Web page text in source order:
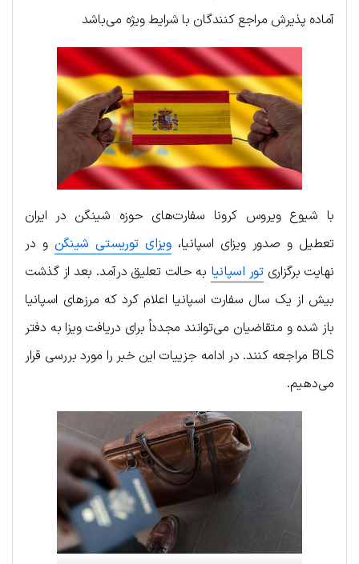
آماده پذیرش مراجع کنندگان با شرایط ویژه می‌باشد
با شیوع ویروس کرونا سفارت‌های حوزه شینگن در ایران
تعطیل و صدور ویزای اسپانیا،ویزای توریستی شینگن و در
نهایت برگزاریتور اسپانیا به حالت تعلیق درآمد. بعد از گذشت
بیش از یک سال سفارت اسپانیا اعلام کرد که مرزهای اسپانیا
باز شده و متقاضیان می‌توانند مجدداً برای دریافت ویزا به دفتر
BLS مراجعه کنند. در ادامه جزییات این خبر را مورد بررسی قرار
می‌دهیم.